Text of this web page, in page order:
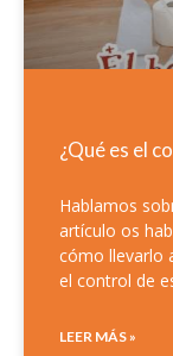
¿Qué es el
Hablamos
artículo os
cómo llevarlo
el control de
LEER MÁS »